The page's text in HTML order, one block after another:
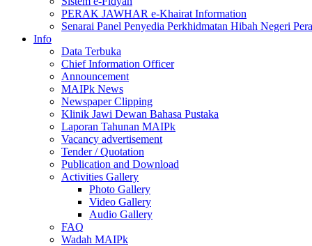
PERAK JAWHAR e-Khairat Information
Senarai Panel Penyedia Perkhidmatan Hibah Negeri
Info
Data Terbuka
Chief Information Officer
Announcement
MAIPk News
Newspaper Clipping
Klinik Jawi Dewan Bahasa Pustaka
Laporan Tahunan MAIPk
Vacancy advertisement
Tender / Quotation
Publication and Download
Activities Gallery
Photo Gallery
Video Gallery
Audio Gallery
FAQ
Wadah MAIPk